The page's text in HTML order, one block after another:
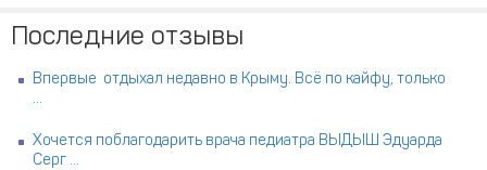
Последние отзывы
Впервые отдыхал недавно в Крыму. Всё по кайфу, только
...
Хочется поблагодарить врача педиатра ВЫДЫШ Эдуарда
Серг ...